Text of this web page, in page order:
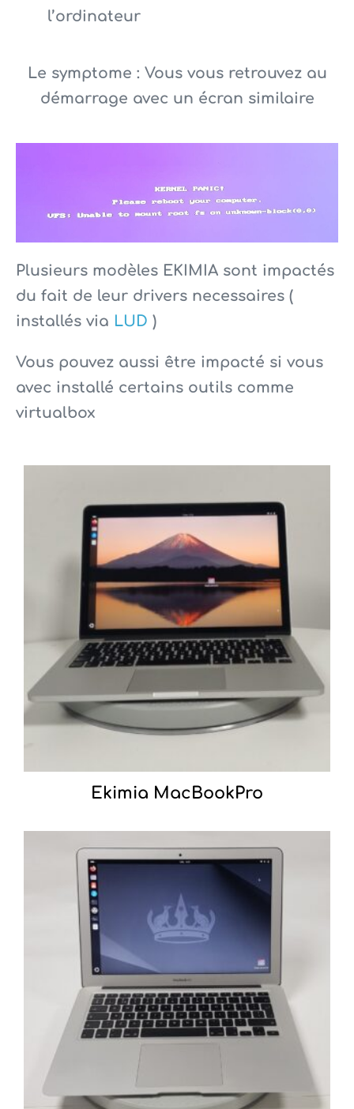
l’ordinateur
Le symptome : Vous vous retrouvez au
démarrage avec un écran similaire
Plusieurs modèles EKIMIA sont impactés
du fait de leur drivers necessaires (
installés via LUD )
Vous pouvez aussi être impacté si vous
avec installé certains outils comme
virtualbox
Ekimia MacBookPro